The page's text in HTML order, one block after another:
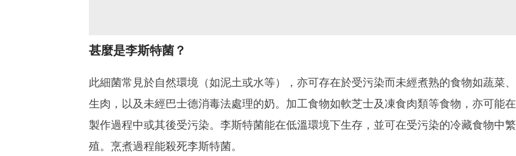
甚麼是李斯特菌？
此細菌常見於自然環境（如泥土或水等），亦可存在於受污染而未經煮熟的食物如蔬菜、
生肉，以及未經巴士德消毒法處理的奶。加工食物如軟芝士及凍食肉類等食物，亦可能在
製作過程中或其後受污染。李斯特菌能在低溫環境下生存，並可在受污染的冷藏食物中繁
殖。烹煮過程能殺死李斯特菌。